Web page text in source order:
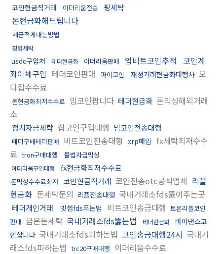
코인현금직거래 이더리움전송 핑세탁
돈현금화해드립니다
세금적게내는방법
횡령세탁
usdc구입처 테더현금화 이더리움판매 업비트코인추적
코인계
좌이체구입 테더코인판매 파이코인 재정거래현금화대행사 오
다집수수료
돈현금화최저수수료 밈코인팝니다 테더현금화 돈믹싱해외거래
소
정치자금세탁 잡코인구입대행 밈코인전송대행
테더구매테더판매 비트코인전송대행 xrp매입 fx세탁최저수수
료 tron구매대행 불법자금믹싱
이더리움구입대행 fx현금화최저수수료
돈믹싱수수료최저 코인현금직거래 코인전송otc공식업체 리플
현금화 돈세탁문의 리플전송대행 국내거래소fds뚫어주는곳
테더개인거래 빗썸fds푸는법 비트코인송금대행
트론리플코인
판매 금은돈세탁 국내거래소fds뚫는법 테더현금화
바이낸스코
인삽니다 국내거래소fds피하는법 코인송금대행24시 국내거
래소fds피하는법 trc20구매대행 이더리움수수료